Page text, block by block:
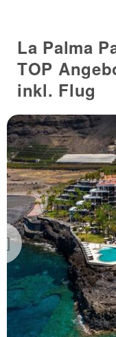
La Palma
TOP
inkl. Flug
Previous